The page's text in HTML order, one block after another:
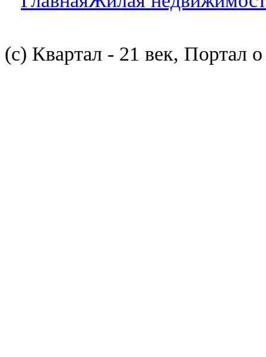
(с) Квартал - 21 век, Портал